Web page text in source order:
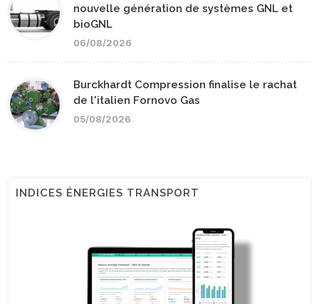
nouvelle génération de systèmes GNL et
bioGNL
06/08/2026
Burckhardt Compression finalise le rachat
de l'italien Fornovo Gas
05/08/2026
INDICES ÉNERGIES TRANSPORT